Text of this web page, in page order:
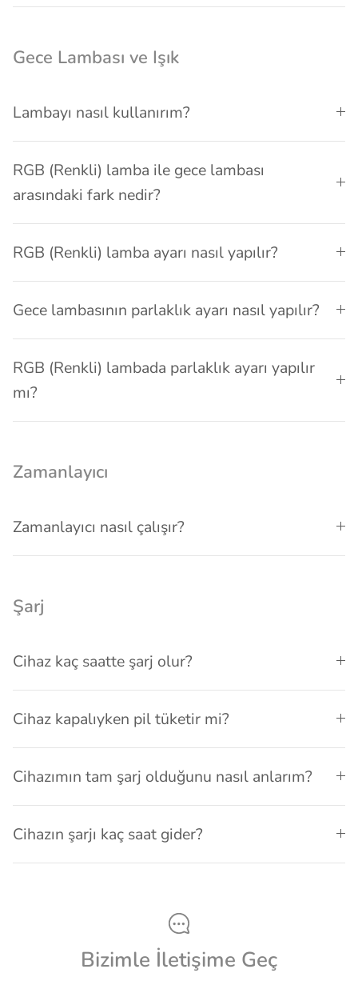
Gece Lambası ve Işık
Lambayı nasıl kullanırım?
RGB (Renkli) lamba ile gece lambası
arasındaki fark nedir?
RGB (Renkli) lamba ayarı nasıl yapılır?
Gece lambasının parlaklık ayarı nasıl yapılır?
RGB (Renkli) lambada parlaklık ayarı yapılır
mı?
Zamanlayıcı
Zamanlayıcı nasıl çalışır?
Şarj
Cihaz kaç saatte şarj olur?
Cihaz kapalıyken pil tüketir mi?
Cihazımın tam şarj olduğunu nasıl anlarım?
Cihazın şarjı kaç saat gider?
Bizimle İletişime Geç